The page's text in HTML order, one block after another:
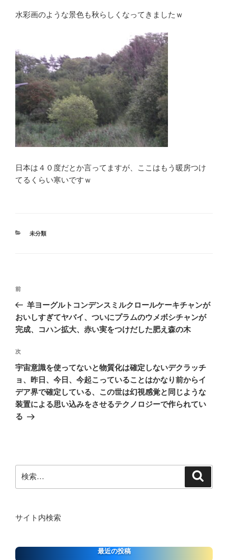
水彩画のような景色も秋らしくなってきましたｗ
日本は４０度だとか言ってますが、ここはもう暖房つけ
てるくらい寒いですｗ
カ
未分類
投
ナ
ビ
ー
シ
ョ
ン
前
の
投
稿
前
羊ヨーグルトコンデンスミルクロールケーキチャンが
おいしすぎてヤバイ、ついにプラムのウメボシチャンが
完成、コハン拡大、赤い実をつけだした肥え森の木
次
の
投
稿
次
宇宙意識を使ってないと物質化は確定しないデクラッチ
ョ、昨日、今日、今起こっていることはかなり前からイ
デア界で確定している、この世は幻視感覚と同じような
装置による思い込みをさせるテクノロジーで作られてい
る
索:
サイト内検索
最近の投稿